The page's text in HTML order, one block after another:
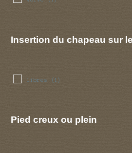
Insertion du chapeau sur
libres (1)
Pied creux ou plein